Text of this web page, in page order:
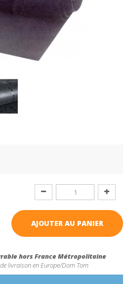
AJOUTER AU PANIER
hors France Métropolitaine
livraison en Europe/Dom Tom